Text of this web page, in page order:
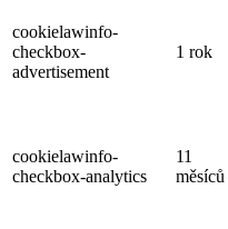
cookielawinfo-
checkbox-
advertisement
1 rok
cookielawinfo-
checkbox-analytics
11
měsíců